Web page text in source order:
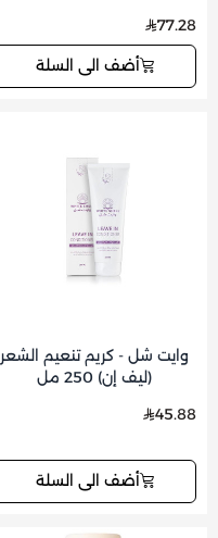
77.28
أضف الى السلة
وايت شل - كريم تنعيم الشعر
(ليف إن) 250 مل
45.88
أضف الى السلة